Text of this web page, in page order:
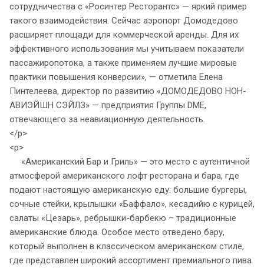
сотрудничества с «Росинтер Ресторантс» — яркий пример
такого взаимодействия. Сейчас аэропорт Домодедово
расширяет площади для коммерческой аренды. Для их
эффективного использования мы учитываем показатели
пассажиропотока, а также применяем лучшие мировые
практики повышения конверсии», — отметила Елена
Пинтелеева, директор по развитию «ДОМОДЕДОВО НОН-
АВИЭЙШН СЭЙЛЗ» — предприятия Группы DME,
отвечающего за неавиационную деятельность.
</p>
<p>
«Американский Бар и Гриль» — это место с аутентичной
атмосферой американского лофт ресторана и бара, где
подают настоящую американскую еду: большие бургеры,
сочные стейки, крылышки «Баффало», кесадийю с курицей,
салаты «Цезарь», ребрышки-барбекю – традиционные
американские блюда. Особое место отведено бару,
который выполнен в классическом американском стиле,
где представлен широкий ассортимент премиального пива